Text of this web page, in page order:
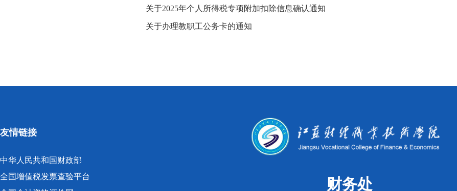
关于2025年个人所得税专项附加扣除信息确认通知
关于办理教职工公务卡的通知
友情链接
中华人民共和国财政部
全国增值税发票查验平台
财务处